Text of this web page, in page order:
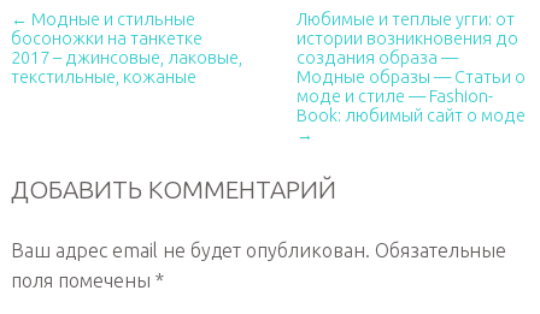
← Модные и стильные
босоножки на танкетке
2017 – джинсовые, лаковые,
текстильные, кожаные
Любимые и теплые угги: от
истории возникновения до
создания образа —
Модные образы — Статьи о
моде и стиле — Fashion-
Book: любимый сайт о моде
→
ДОБАВИТЬ КОММЕНТАРИЙ
Ваш адрес email не будет опубликован. Обязательные
поля помечены *